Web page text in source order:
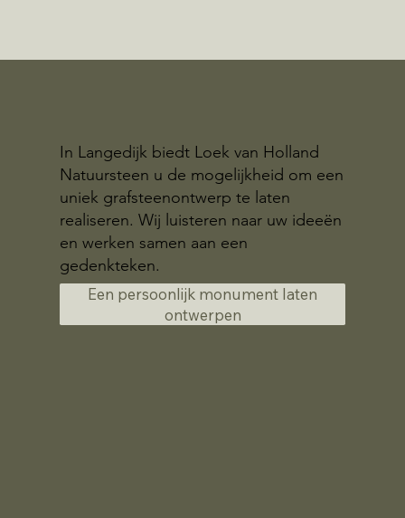
In Langedijk biedt Loek van Holland
Natuursteen u de mogelijkheid om een
uniek grafsteenontwerp te laten
realiseren. Wij luisteren naar uw ideeën
en werken samen aan een
gedenkteken.
Een persoonlijk monument laten
ontwerpen